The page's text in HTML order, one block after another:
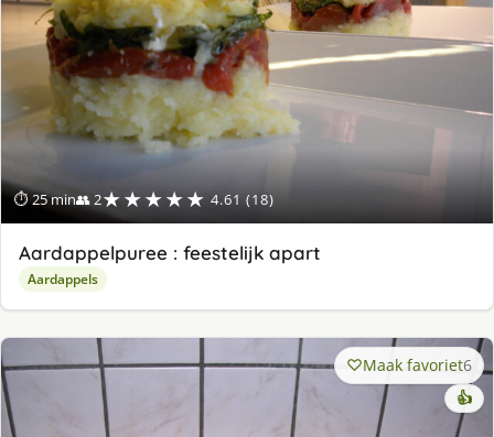
⏱ 25 min👥 2★★★★★ 4.61 (18)
Aardappelpuree : feestelijk apart
Aardappels
Maak favoriet6
👍